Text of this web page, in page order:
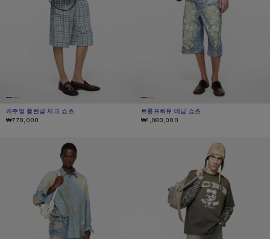
캐주얼 플란넬 체크 쇼츠
현재 색상: 터쿼즈/블루/화이트
가격: ₩770,000.
₩770,000
트롱프뢰유 데님 쇼츠
현재 색상: 블루/그린
가격: ₩1,080,000.
₩1,080,000